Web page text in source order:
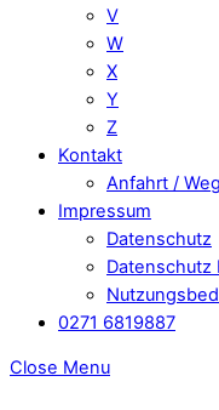
V
W
X
Y
Z
Kontakt
Anfahrt /
Impressum
Datenschutz
Datenschutz
0271 6819887
Close Menu